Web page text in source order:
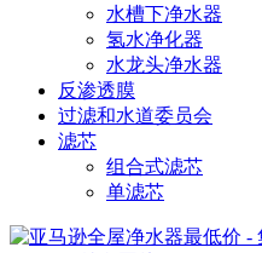
水槽下净水器
氢水净化器
水龙头净水器
反渗透膜
过滤和水道委员会
滤芯
组合式滤芯
单滤芯